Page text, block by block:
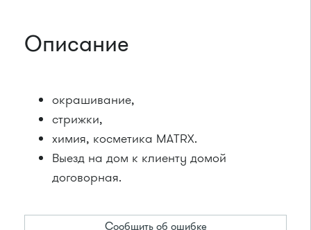
Описание
окрашивание,
стрижки,
химия, косметика MATRX.
Выезд на дом к клиенту домой
договорная.
Сообщить об ошибке